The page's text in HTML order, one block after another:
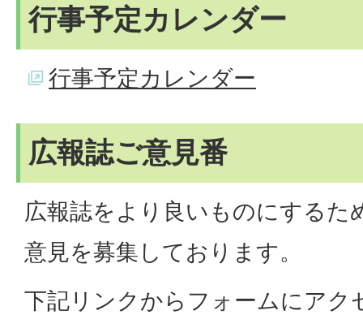
行事予定カレンダー
行事予定カレンダー
広報誌ご意見番
広報誌をより良いものにするた
意見を募集しております。
下記リンクからフォームにアク